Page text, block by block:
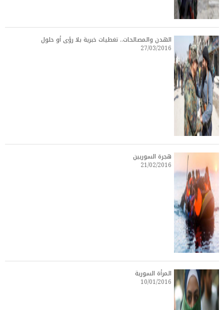
الهدن والمصالحات.. تغطيات خبرية بلا رؤى أو حلول
27/03/2016
هجرة السوريين
21/02/2016
المرأة السورية
10/01/2016